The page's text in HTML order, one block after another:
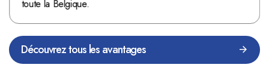
toute la Belgique.
Découvrez tous les avantages